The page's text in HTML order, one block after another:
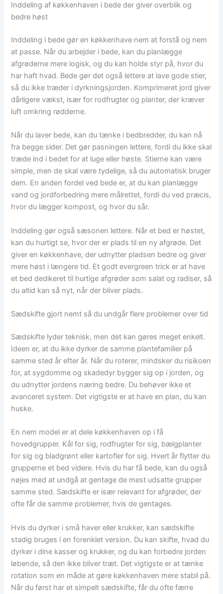
Inddeling af køkkenhaven i bede der giver overblik og
bedre høst
Inddeling i bede gør en køkkenhave nem at forstå og nem
at passe. Når du arbejder i bede, kan du planlægge
afgrøderne mere logisk, og du kan holde styr på, hvor du
har haft hvad. Bede gør det også lettere at lave gode stier,
så du ikke træder i dyrkningsjorden. Komprimeret jord giver
dårligere vækst, især for rodfrugter og planter, der kræver
luft omkring rødderne.
Når du laver bede, kan du tænke i bedbredder, du kan nå
fra begge sider. Det gør pasningen lettere, fordi du ikke skal
træde ind i bedet for at luge eller høste. Stierne kan være
simple, men de skal være tydelige, så du automatisk bruger
dem. En anden fordel ved bede er, at du kan planlægge
vand og jordforbedring mere målrettet, fordi du ved præcis,
hvor du lægger kompost, og hvor du sår.
Inddeling gør også sæsonen lettere. Når et bed er høstet,
kan du hurtigt se, hvor der er plads til en ny afgrøde. Det
giver en køkkenhave, der udnytter pladsen bedre og giver
mere høst i længere tid. Et godt evergreen trick er at have
et bed dedikeret til hurtige afgrøder som salat og radiser, så
du altid kan så nyt, når der bliver plads.
Sædskifte gjort nemt så du undgår flere problemer over tid
Sædskifte lyder teknisk, men det kan gøres meget enkelt.
Ideen er, at du ikke dyrker de samme plantefamilier på
samme sted år efter år. Når du roterer, mindsker du risikoen
for, at sygdomme og skadedyr bygger sig op i jorden, og
du udnytter jordens næring bedre. Du behøver ikke et
avanceret system. Det vigtigste er at have en plan, du kan
huske.
En nem model er at dele køkkenhaven op i få
hovedgrupper. Kål for sig, rodfrugter for sig, bælgplanter
for sig og bladgrønt eller kartofler for sig. Hvert år flytter du
grupperne et bed videre. Hvis du har få bede, kan du også
nøjes med at undgå at gentage de mest udsatte grupper
samme sted. Sædskifte er især relevant for afgrøder, der
ofte får de samme problemer, hvis de gentages.
Hvis du dyrker i små haver eller krukker, kan sædskifte
stadig bruges i en forenklet version. Du kan skifte, hvad du
dyrker i dine kasser og krukker, og du kan forbedre jorden
løbende, så den ikke bliver træt. Det vigtigste er at tænke
rotation som en måde at gøre køkkenhaven mere stabil på.
Når du først har et simpelt sædskifte, får du ofte færre